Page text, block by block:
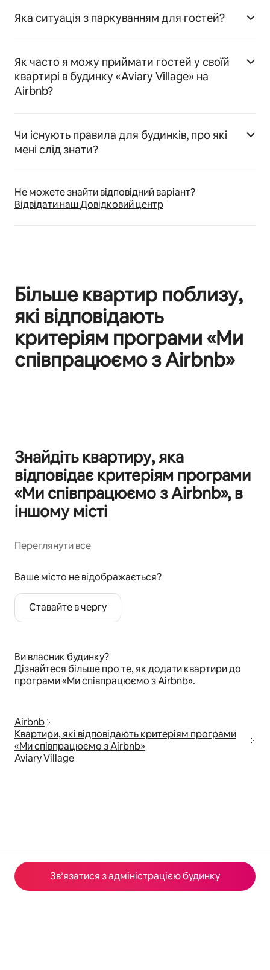
Зв’язатися з адміністрацією будинку
Яка ситуація з паркуванням для гостей?
Як часто я можу приймати гостей у своїй
квартирі в будинку «Aviary Village» на
Airbnb?
Чи існують правила для будинків, про які
мені слід знати?
Не можете знайти відповідний варіант?
Відвідати наш Довідковий центр
Більше квартир поблизу,
які відповідають
критеріям програми «Ми
співпрацюємо з Airbnb»
Знайдіть квартиру, яка
відповідає критеріям програми
«Ми співпрацюємо з Airbnb», в
іншому місті
Переглянути все
Ваше місто не відображається?
Ставайте в чергу
Ви власник будинку?
Дізнайтеся більшепро те, як додати квартири до
програми «Ми співпрацюємо з Airbnb».
Airbnb
Квартири, які відповідають критеріям програми
«Ми співпрацюємо з Airbnb»
Aviary Village